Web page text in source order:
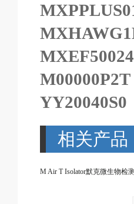
MXEF50024
M00000P2T
YY20040S0
相关产品